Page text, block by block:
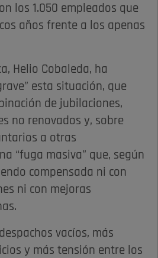
los 1.050 empleados que
años frente a los apenas
Helio Cobaleda, ha
esta situación, que
de jubilaciones,
no renovados y, sobre
a otras
“fuga masiva” que, según
compensada ni con
ni con mejoras
vacíos, más
y más tensión entre los